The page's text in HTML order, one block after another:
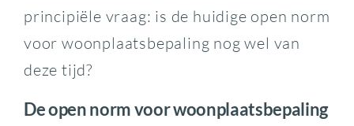
principiële vraag: is de huidige open norm
voor woonplaatsbepaling nog wel van
deze tijd?
De open norm voor woonplaatsbepaling